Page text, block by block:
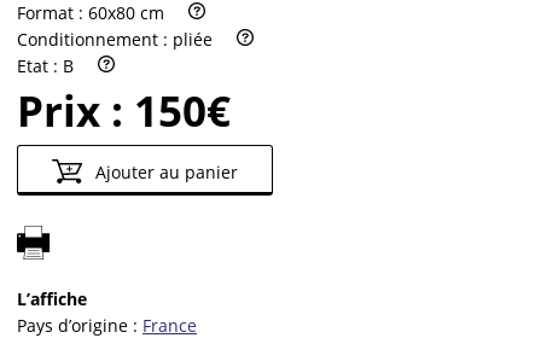
Format : 60x80 cm
Conditionnement : pliée
Etat : B
Prix : 150€
Ajouter au panier
L’affiche
Pays d’origine : France